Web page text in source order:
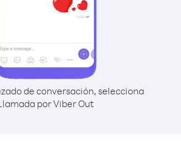
de conversación, selecciona
por Viber Out